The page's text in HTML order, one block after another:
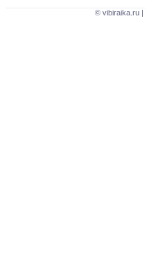
© vibiraika.ru |